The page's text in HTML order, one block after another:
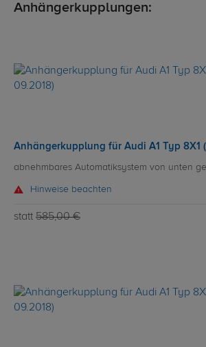
Anhängerkupplungen:
Anhängerkupplung für Audi A1 Typ 8X1
abnehmbares Automatiksystem von unten
Hinweise beachten
statt 585,00 €